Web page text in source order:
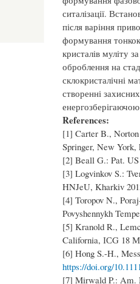
ситалізації.
після варіння
формування
кристалів муліту
оброблення на
склокристалічні
створенні
References:
[1] Carter B.,
Springer, New York,
[2] Beall G.: Pat. US
[3] Logvinkov S.:
HNJeU, Kharkіv
[4] Toropov N.,
Povyshennykh
[5] Kranold R.,
California, ІСG 18
[6] Hong S.-H.,
https://doi.org/
[7] Mirwald P.: Am.